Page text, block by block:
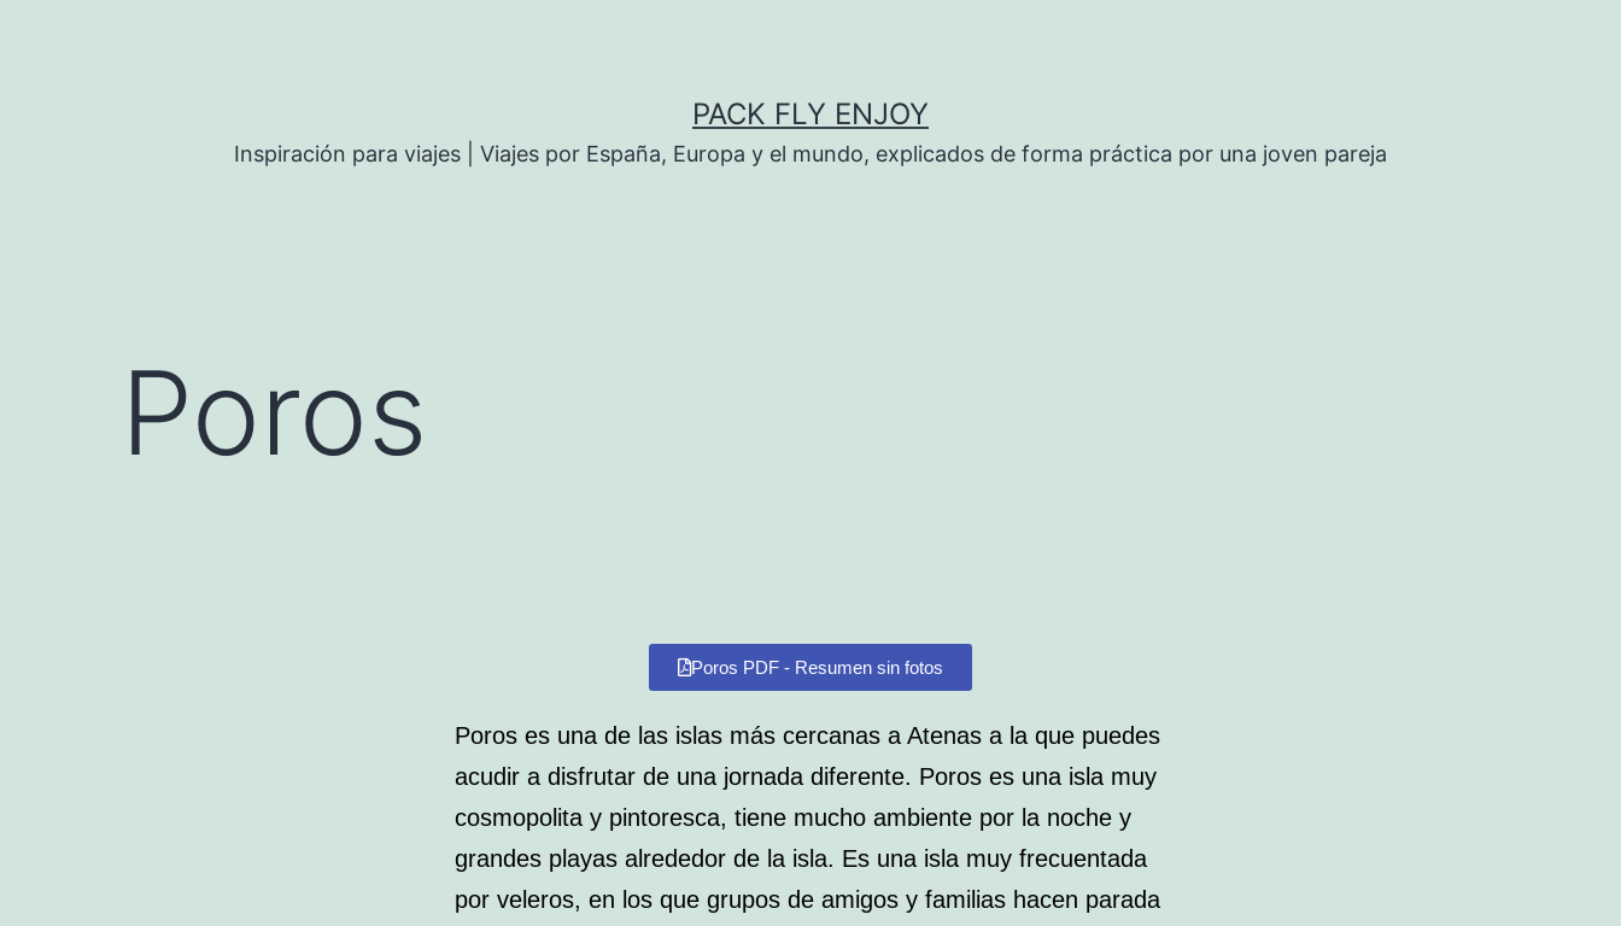
PACK FLY ENJOY
Inspiración para viajes | Viajes por España, Europa y el mundo, explicados de forma práctica por una joven pareja
Poros
Poros PDF - Resumen sin fotos
Poros es una de las islas más cercanas a Atenas a la que puedes
acudir a disfrutar de una jornada diferente. Poros es una isla muy
cosmopolita y pintoresca, tiene mucho ambiente por la noche y
grandes playas alrededor de la isla. Es una isla muy frecuentada
por veleros, en los que grupos de amigos y familias hacen parada